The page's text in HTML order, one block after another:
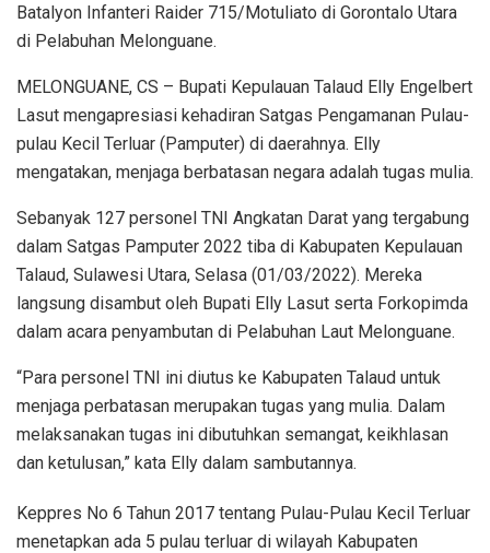
Batalyon Infanteri Raider 715/Motuliato di Gorontalo Utara
di Pelabuhan Melonguane.
MELONGUANE, CS – Bupati Kepulauan Talaud Elly Engelbert
Lasut mengapresiasi kehadiran Satgas Pengamanan Pulau-
pulau Kecil Terluar (Pamputer) di daerahnya. Elly
mengatakan, menjaga berbatasan negara adalah tugas mulia.
Sebanyak 127 personel TNI Angkatan Darat yang tergabung
dalam Satgas Pamputer 2022 tiba di Kabupaten Kepulauan
Talaud, Sulawesi Utara, Selasa (01/03/2022). Mereka
langsung disambut oleh Bupati Elly Lasut serta Forkopimda
dalam acara penyambutan di Pelabuhan Laut Melonguane.
“Para personel TNI ini diutus ke Kabupaten Talaud untuk
menjaga perbatasan merupakan tugas yang mulia. Dalam
melaksanakan tugas ini dibutuhkan semangat, keikhlasan
dan ketulusan,” kata Elly dalam sambutannya.
Keppres No 6 Tahun 2017 tentang Pulau-Pulau Kecil Terluar
menetapkan ada 5 pulau terluar di wilayah Kabupaten